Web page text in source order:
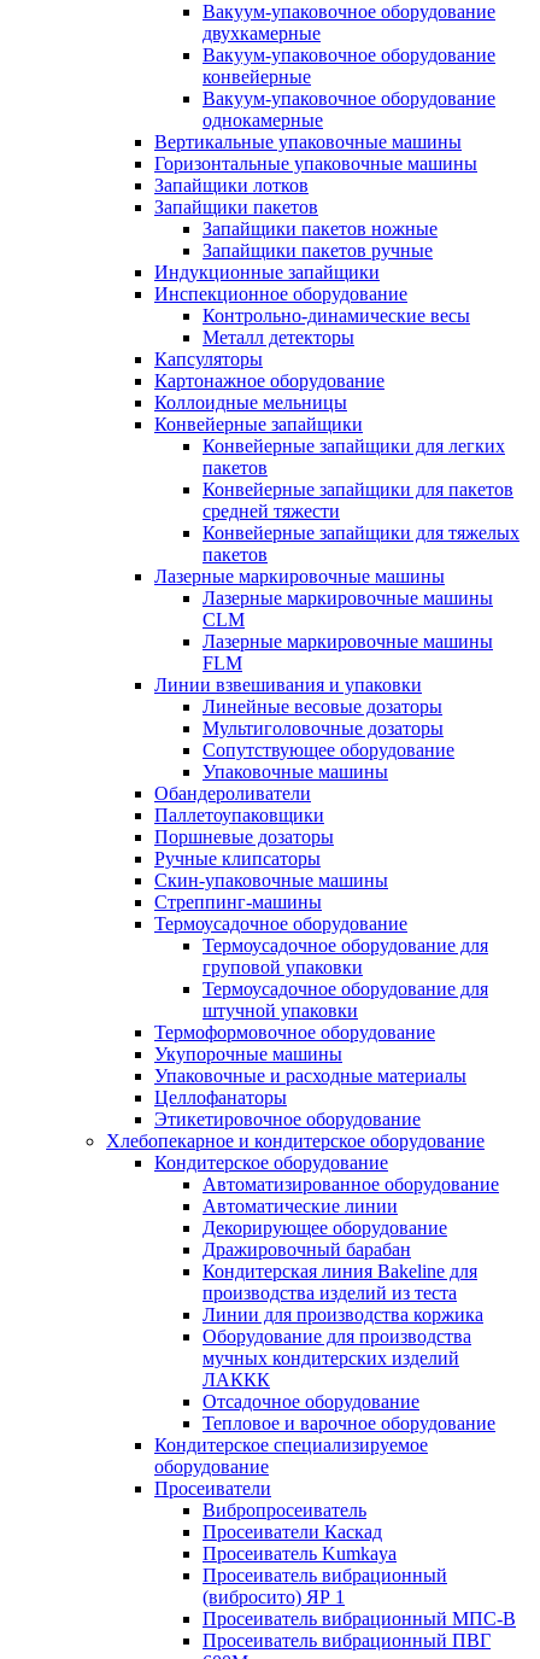
Вакуум-упаковочное оборудование
двухкамерные
Вакуум-упаковочное оборудование
конвейерные
Вакуум-упаковочное оборудование
однокамерные
Вертикальные упаковочные машины
Горизонтальные упаковочные машины
Запайщики лотков
Запайщики пакетов
Запайщики пакетов ножные
Запайщики пакетов ручные
Индукционные запайщики
Инспекционное оборудование
Контрольно-динамические весы
Металл детекторы
Капсуляторы
Картонажное оборудование
Коллоидные мельницы
Конвейерные запайщики
Конвейерные запайщики для легких
пакетов
Конвейерные запайщики для пакетов
средней тяжести
Конвейерные запайщики для тяжелых
пакетов
Лазерные маркировочные машины
Лазерные маркировочные машины
CLM
Лазерные маркировочные машины
FLM
Линии взвешивания и упаковки
Линейные весовые дозаторы
Мультиголовочные дозаторы
Сопутствующее оборудование
Упаковочные машины
Обандероливатели
Паллетоупаковщики
Поршневые дозаторы
Ручные клипсаторы
Скин-упаковочные машины
Стреппинг-машины
Термоусадочное оборудование
Термоусадочное оборудование для
груповой упаковки
Термоусадочное оборудование для
штучной упаковки
Термоформовочное оборудование
Укупорочные машины
Упаковочные и расходные материалы
Целлофанаторы
Этикетировочное оборудование
Хлебопекарное и кондитерское оборудование
Кондитерское оборудование
Автоматизированное оборудование
Автоматические линии
Декорирующее оборудование
Дражировочный барабан
Кондитерская линия Bakeline для
производства изделий из теста
Линии для производства коржика
Оборудование для производства
мучных кондитерских изделий
ЛАККК
Отсадочное оборудование
Тепловое и варочное оборудование
Кондитерское специализируемое
оборудование
Просеиватели
Вибропросеиватель
Просеиватели Каскад
Просеиватель Kumkaya
Просеиватель вибрационный
(вибросито) ЯР 1
Просеиватель вибрационный МПС-В
Просеиватель вибрационный ПВГ